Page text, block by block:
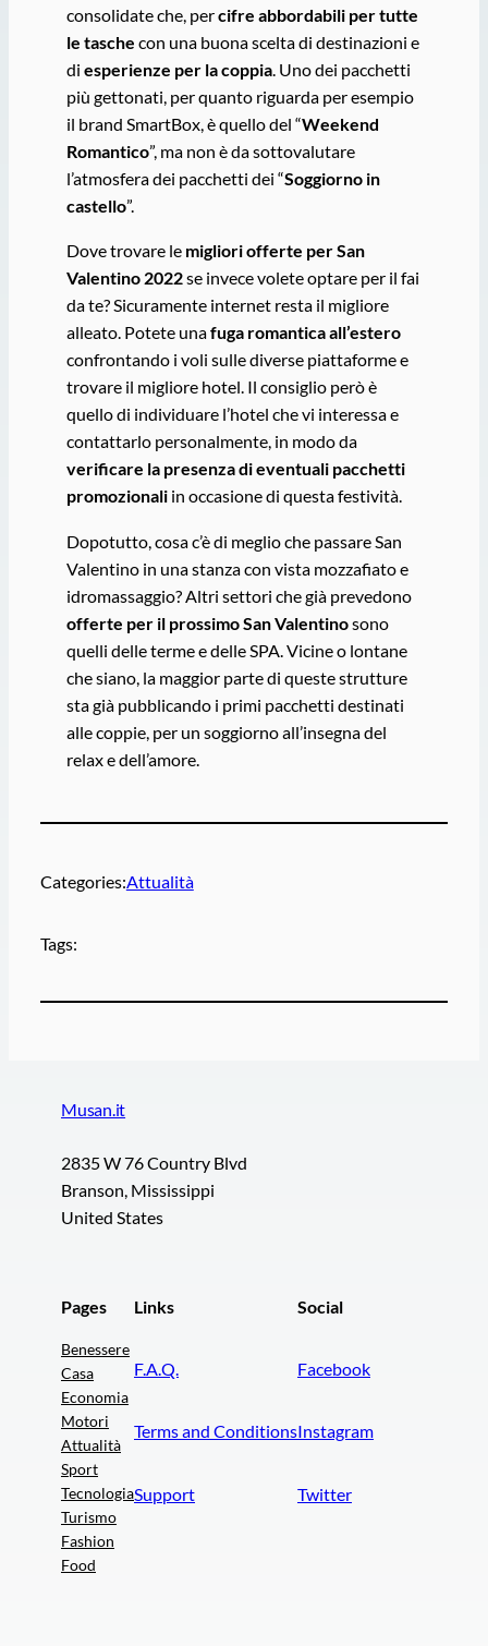
consolidate che, percifre abbordabili per tutte
le tasche con una buona scelta di destinazioni e
di esperienze per la coppia. Uno dei pacchetti
più gettonati, per quanto riguarda per esempio
il brand SmartBox, è quello del “Weekend
Romantico”, ma non è da sottovalutare
l’atmosfera dei pacchetti dei “Soggiorno in
castello”.
Dove trovare le migliori offerte per San
Valentino 2022se invece volete optare per il fai
da te? Sicuramente internet resta il migliore
alleato. Potete unafuga romantica all’estero
confrontando i voli sulle diverse piattaforme e
trovare il migliore hotel. Il consiglio però è
quello di individuare l’hotel che vi interessa e
contattarlo personalmente, in modo da
verificare la presenza di eventuali pacchetti
promozionaliin occasione di questa festività.
Dopotutto, cosa c’è di meglio che passare San
Valentino in una stanza con vista mozzafiato e
idromassaggio? Altri settori che già prevedono
offerte per il prossimo San Valentinosono
quelli delle terme e delle SPA. Vicine o lontane
che siano, la maggior parte di queste strutture
sta già pubblicando i primi pacchetti destinati
alle coppie, per un soggiorno all’insegna del
relax e dell’amore.
Categories:Attualità
Tags:
Musan.it
2835 W 76 Country Blvd
Branson, Mississippi
United States
Pages
Benessere
Casa
Economia
Motori
Attualità
Sport
Tecnologia
Turismo
Fashion
Food
Links
F.A.Q.
Terms and Conditions
Support
Social
Facebook
Instagram
Twitter